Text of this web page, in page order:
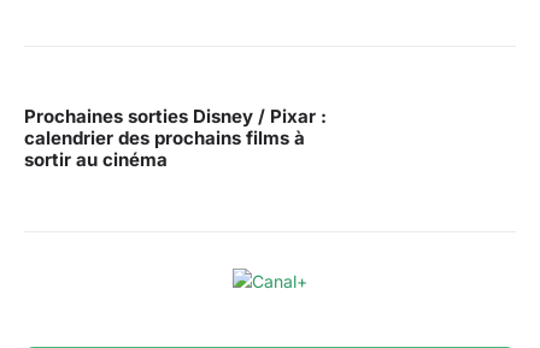
Prochaines sorties Disney / Pixar :
calendrier des prochains films à
sortir au cinéma